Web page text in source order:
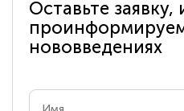
Оставьте заявку,
нововведениях